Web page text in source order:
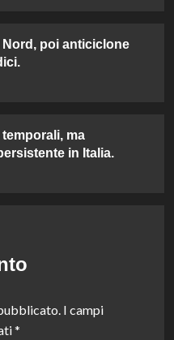
Nord, poi anticiclone
ma
in Italia.
I campi
*